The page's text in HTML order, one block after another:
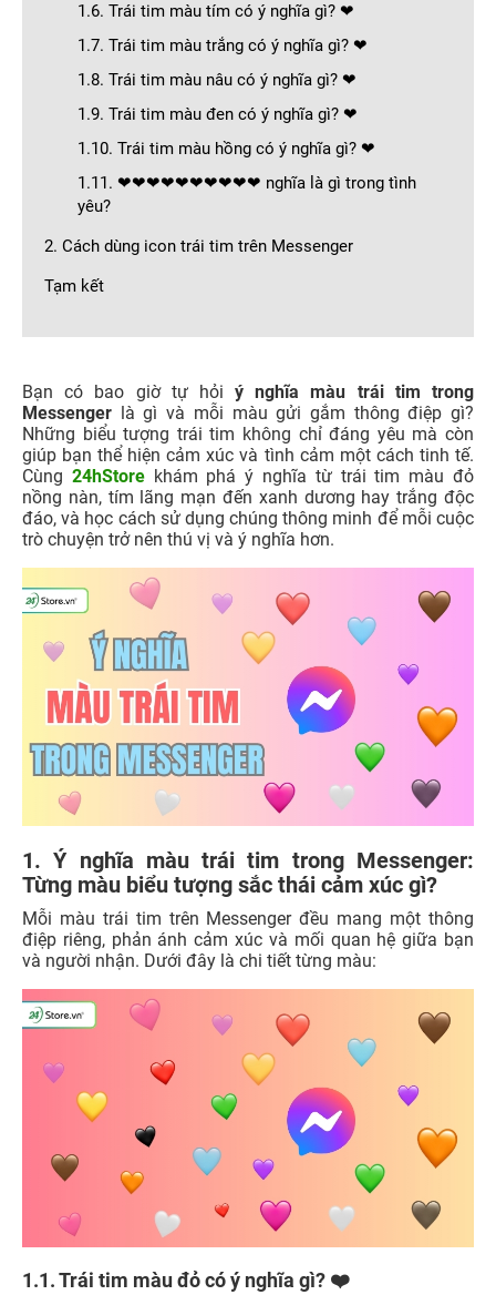
1.6. Trái tim màu tím có ý nghĩa gì? ❤
1.7. Trái tim màu trắng có ý nghĩa gì? ❤
1.8. Trái tim màu nâu có ý nghĩa gì? ❤
1.9. Trái tim màu đen có ý nghĩa gì? ❤
1.10. Trái tim màu hồng có ý nghĩa gì? ❤
1.11. ❤❤❤❤❤❤❤❤❤❤ nghĩa là gì trong tình
yêu?
2. Cách dùng icon trái tim trên Messenger
Tạm kết
Bạn có bao giờ tự hỏiý nghĩa màu trái tim trong
Messenger là gì và mỗi màu gửi gắm thông điệp gì?
Những biểu tượng trái tim không chỉ đáng yêu mà còn
giúp bạn thể hiện cảm xúc và tình cảm một cách tinh tế.
Cùng 24hStorekhám phá ý nghĩa từ trái tim màu đỏ
nồng nàn, tím lãng mạn đến xanh dương hay trắng độc
đáo, và học cách sử dụng chúng thông minh để mỗi cuộc
trò chuyện trở nên thú vị và ý nghĩa hơn.
1.Ý nghĩa màu trái tim trong Messenger:
Từng màu biểu tượng sắc thái cảm xúc gì?
Mỗi màu trái tim trên Messenger đều mang một thông
điệp riêng, phản ánh cảm xúc và mối quan hệ giữa bạn
và người nhận. Dưới đây là chi tiết từng màu:
1.1. Trái tim màu đỏ có ý nghĩa gì? ❤️